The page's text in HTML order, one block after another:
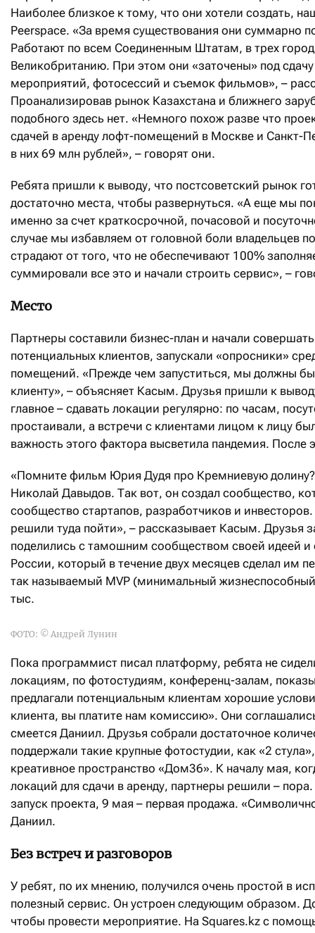
Наиболее близкое к тому, что они хотели создать,
Peerspace. «За время существования они суммарно
Работают по всем Соединенным Штатам, в трех
Великобританию. При этом они «заточены» под
мероприятий, фотосессий и съемок фильмов», –
Проанализировав рынок Казахстана и ближнего
подобного здесь нет. «Немного похож разве что
сдачей в аренду лофт-помещений в Москве и Санкт-
в них 69 млн рублей», – говорят они.
Ребята пришли к выводу, что постсоветский рынок
достаточно места, чтобы развернуться. «А еще мы
именно за счет краткосрочной, почасовой и
случае мы избавляем от головной боли владельцев
страдают от того, что не обеспечивают 100%
суммировали все это и начали строить сервис», –
Место
Партнеры составили бизнес-план и начали
потенциальных клиентов, запускали «опросники»
помещений. «Прежде чем запуститься, мы должны
клиенту», – объясняет Касым. Друзья пришли к
главное – сдавать локации регулярно: по часам,
простаивали, а встречи с клиентами лицом к лицу
важность этого фактора высветила пандемия. После
«Помните фильм Юрия Дудя про Кремниевую
Николай Давыдов. Так вот, он создал сообщество,
сообщество стартапов, разработчиков и
решили туда пойти», – рассказывает Касым. Друзья
поделились с тамошним сообществом своей идеей
России, который в течение двух месяцев сделал им
так называемый MVP (минимальный жизнеспособный
тыс.
ФОТО: © Андрей Лунин
Пока программист писал платформу, ребята не
локациям, по фотостудиям, конференц-залам,
предлагали потенциальным клиентам хорошие
клиента, вы платите нам комиссию». Они
смеется Даниил. Друзья собрали достаточное
поддержали такие крупные фотостудии, как «2
креативное пространство «Дом36». К началу мая,
локаций для сдачи в аренду, партнеры решили –
запуск проекта, 9 мая – первая продажа.
Даниил.
Без встреч и разговоров
У ребят, по их мнению, получился очень простой в
полезный сервис. Он устроен следующим образом.
чтобы провести мероприятие. На Squares.kz с